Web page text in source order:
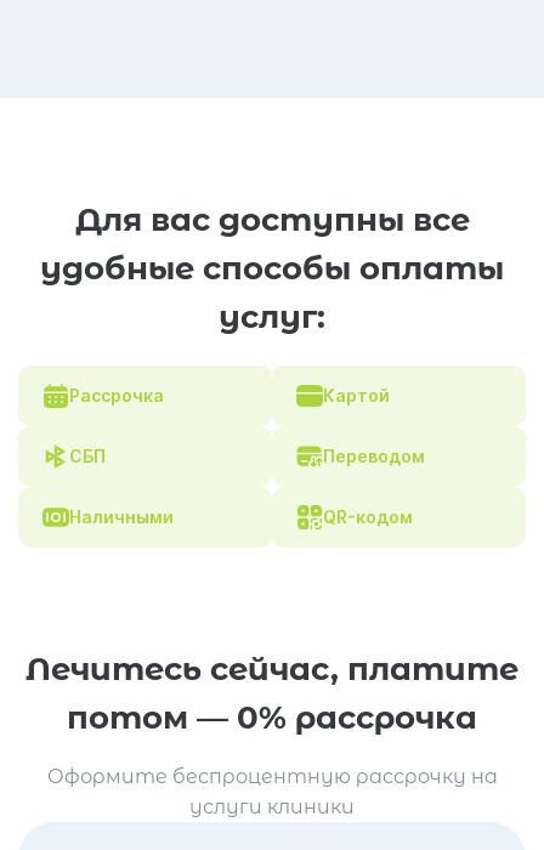
Для вас доступны все
удобные способы оплаты
услуг:
Рассрочка Картой
СБП Переводом
Наличными QR-кодом
Лечитесь сейчас, платите
потом — 0% рассрочка
Оформите беспроцентную рассрочку на
услуги клиники